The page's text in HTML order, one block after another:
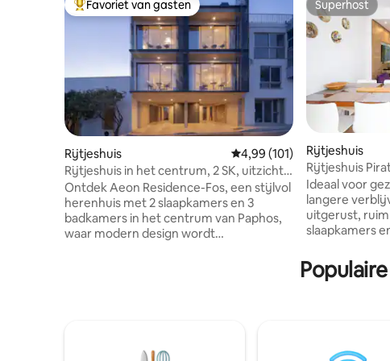
Topfavoriet van gasten
Favoriet van gasten
Rijtjeshuis Gemiddelde beoordeling
4,99 (101)
Rijtjeshuis in het centrum, 2 SK, uitzicht
op zee, met dakzwembad en lift
Ontdek Aeon Residence-Fos, een stijlvol
herenhuis met 2 slaapkamers en 3
badkamers in het centrum van Paphos,
waar modern design wordt
gezellige zitplaatsen en een eigen lift
Superhost
Superhost
Rijtjeshuis
Rijtjeshuis
Patio · Centraal
Ideaal voor
langere
uitgerust,
slaapkamers
voorkant en
achterkant,
persoonlijker